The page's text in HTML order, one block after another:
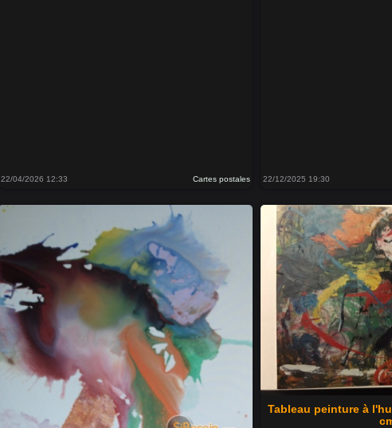
22/04/2026 12:33 Cartes postales 22/12/2025 19:30
Tableau peinture à